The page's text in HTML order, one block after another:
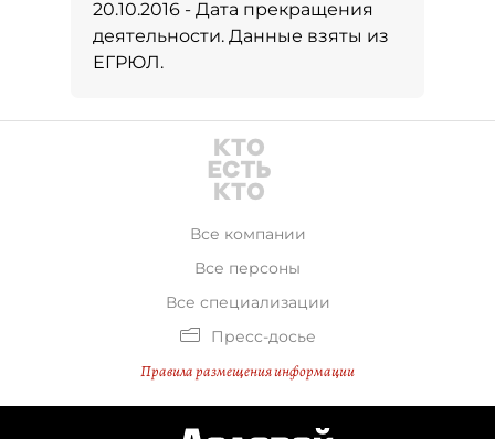
20.10.2016 - Дата прекращения
деятельности. Данные взяты из
ЕГРЮЛ.
Все компании
Все персоны
Все специализации
Пресс-досье
Правила размещения информации